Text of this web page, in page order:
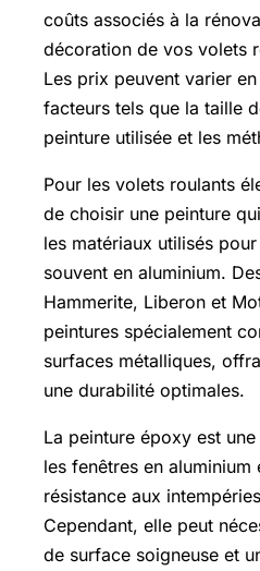
coûts associés à la
décoration de vos volets
Les prix peuvent varier
facteurs tels que la taille
peinture utilisée et les
Pour les volets roulants
de choisir une peinture
les matériaux utilisés
souvent en aluminium.
Hammerite, Liberon et
peintures spécialement
surfaces métalliques,
une durabilité optimales.
La peinture époxy est
les fenêtres en aluminium
résistance aux
Cependant, elle peut
de surface soigneuse et